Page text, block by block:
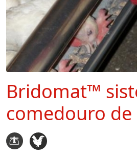
Bridomat™
comedouro de